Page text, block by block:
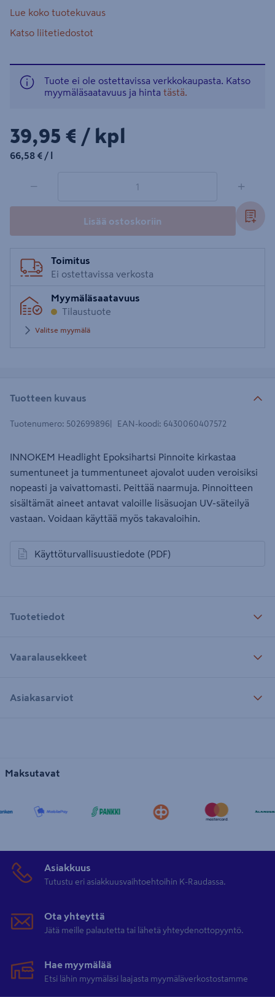
Lue koko tuotekuvaus
Katso liitetiedostot
Tuote ei ole ostettavissa verkkokaupasta. Katso
myymäläsaatavuus ja hinta tästä.
39,95€/kpl
39,95 € / kpl
66,58€/l
66,58 € / l
− +
Lisää ostoskoriin
Toimitus
Ei ostettavissa verkosta
Myymäläsaatavuus
Tilaustuote
Valitse myymälä
Tuotteen kuvaus
Tuotenumero: 502699896 EAN-koodi: 6430060407572
INNOKEM Headlight Epoksihartsi Pinnoite kirkastaa
sumentuneet ja tummentuneet ajovalot uuden veroisiksi
nopeasti ja vaivattomasti. Peittää naarmuja. Pinnoitteen
sisältämät aineet antavat valoille lisäsuojan UV-säteilyä
vastaan. Voidaan käyttää myös takavaloihin.
Käyttöturvallisuustiedote (PDF)
avautuu uuteen välilehteen
Tuotetiedot
Vaaralausekkeet
Asiakasarviot
Maksutavat
Asiakkuus
Tutustu eri asiakkuusvaihtoehtoihin K-Raudassa.
Ota yhteyttä
Jätä meille palautetta tai lähetä yhteydenottopyyntö.
Hae myymälää
Etsi lähin myymäläsi laajasta myymäläverkostostamme